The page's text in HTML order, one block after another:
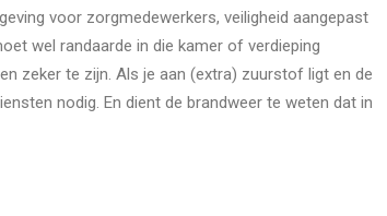
voor zorgmedewerkers, veiligheid aangepast
wel randaarde in die kamer of verdieping
zeker te zijn. Als je aan (extra) zuurstof ligt en de
nodig. En dient de brandweer te weten dat in